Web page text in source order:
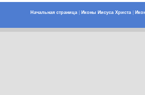
Начальная страница| Иконы Иисуса Христа|